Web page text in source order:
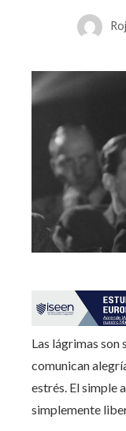
Las lágrimas son
comunican
estrés. El simple
simplemente